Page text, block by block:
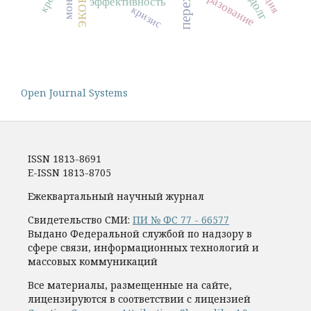
кризис
Open Journal Systems
ISSN 1813-8691
E-ISSN 1813-8705
Ежеквартальный научный журнал
Свидетельство СМИ: ПИ № ФС 77 - 66577
Выдано Федеральной службой по надзору в
сфере связи, информационных технологий и
массовых коммуникаций
Все материалы, размещенные на сайте,
лицензируются в соответствии с лицензией